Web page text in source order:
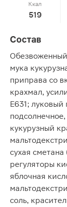
Ккал
519
Состав
мука
приправа со
крахмал,
E631;
кукурузный
сухая
регуляторы
яблочная
соль,